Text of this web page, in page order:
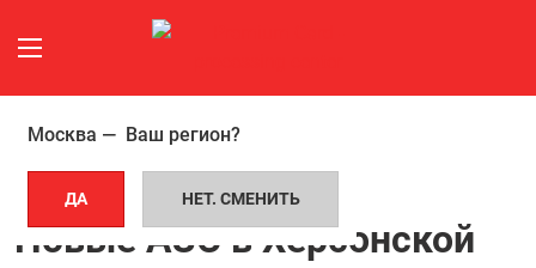
Москва — Ваш регион?
ДА НЕТ. СМЕНИТЬ
ГЛАВНАЯ СТРАНИЦА
НОВОСТИ
Новые АЗС в Херсонской